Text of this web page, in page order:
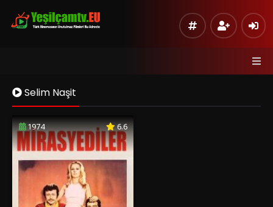
Selim Naşit
1974 6.6